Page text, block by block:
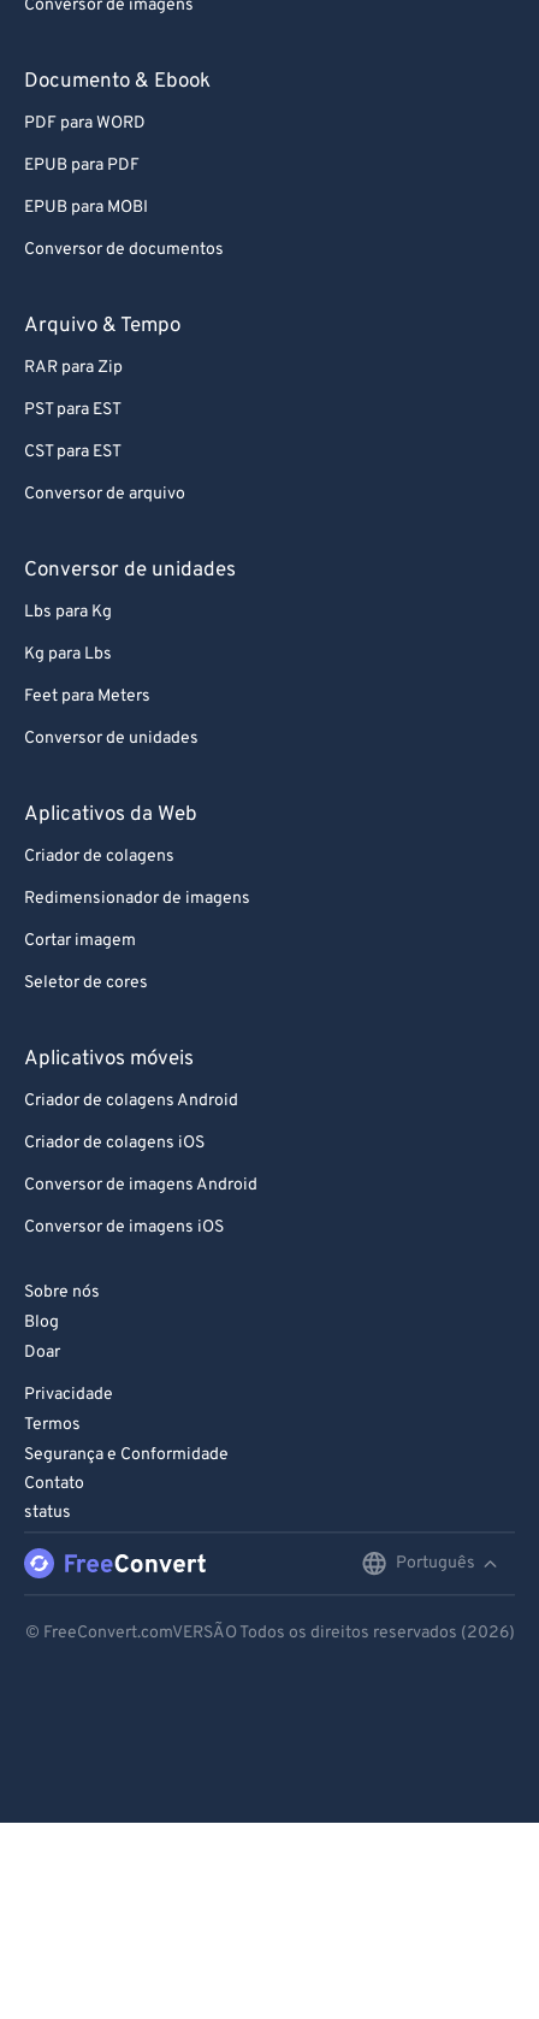
Conversor de imagens
Documento & Ebook
PDF para WORD
EPUB para PDF
EPUB para MOBI
Conversor de documentos
Arquivo & Tempo
RAR para Zip
PST para EST
CST para EST
Conversor de arquivo
Conversor de unidades
Lbs para Kg
Kg para Lbs
Feet para Meters
Conversor de unidades
Aplicativos da Web
Criador de colagens
Redimensionador de imagens
Cortar imagem
Seletor de cores
Aplicativos móveis
Criador de colagens Android
Criador de colagens iOS
Conversor de imagens Android
Conversor de imagens iOS
Sobre nós
Blog
Doar
Privacidade
Termos
Segurança e Conformidade
Contato
status
Português
© FreeConvert.comVERSÃO Todos os direitos reservados (2026)